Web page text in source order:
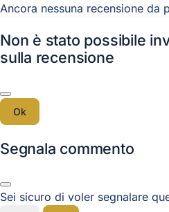
Ancora nessuna recensione da
Non è stato possibile
sulla recensione
Ok
Segnala commento
Sei sicuro di voler segnalare